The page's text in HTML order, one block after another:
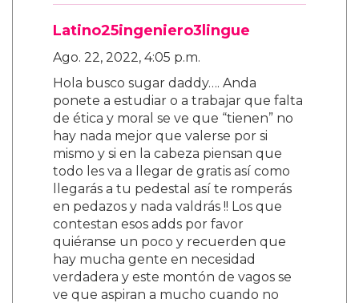
Latino25ingeniero3lingue
Ago. 22, 2022, 4:05 p.m.
Hola busco sugar daddy…. Anda
ponete a estudiar o a trabajar que falta
de ética y moral se ve que “tienen” no
hay nada mejor que valerse por si
mismo y si en la cabeza piensan que
todo les va a llegar de gratis así como
llegarás a tu pedestal así te romperás
en pedazos y nada valdrás !! Los que
contestan esos adds por favor
quiéranse un poco y recuerden que
hay mucha gente en necesidad
verdadera y este montón de vagos se
ve que aspiran a mucho cuando no